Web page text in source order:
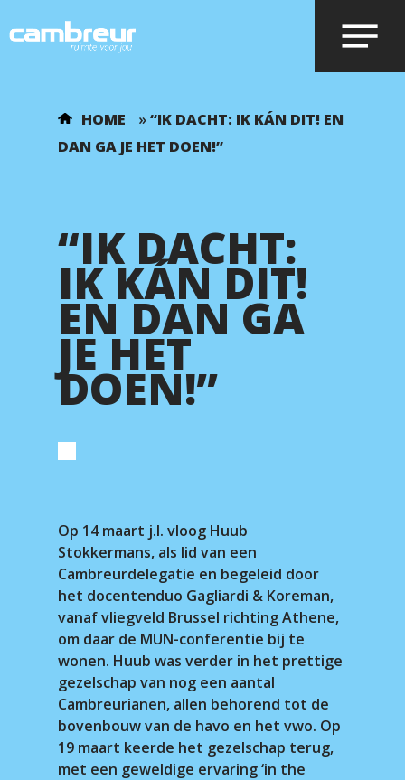
Voer je zoekopdracht in en druk op
HOME »“IK DACHT: IK KÁN DIT! EN
DAN GA JE HET DOEN!”
“IK DACHT:
IK KÁN DIT!
EN DAN GA
JE HET
DOEN!”
Op 14 maart j.l. vloog Huub
Stokkermans, als lid van een
Cambreurdelegatie en begeleid door
het docentenduo Gagliardi & Koreman,
vanaf vliegveld Brussel richting Athene,
om daar de MUN-conferentie bij te
wonen. Huub was verder in het prettige
gezelschap van nog een aantal
Cambreurianen, allen behorend tot de
bovenbouw van de havo en het vwo. Op
19 maart keerde het gezelschap terug,
met een geweldige ervaring ‘in the